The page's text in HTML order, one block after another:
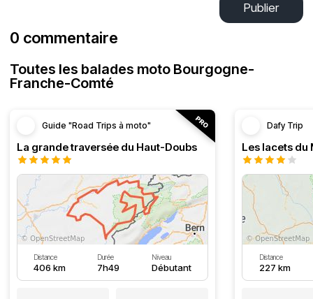
Publier
0 commentaire
Toutes les balades moto Bourgogne-
Franche-Comté
Guide "Road Trips à moto"
La grande traversée du Haut-Doubs
Distance
406 km
Durée
7h49
Niveau
Débutant
Dafy Trip
Les lacets du
Distance
227 km